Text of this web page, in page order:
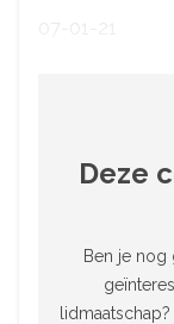
Deze
Ben je nog